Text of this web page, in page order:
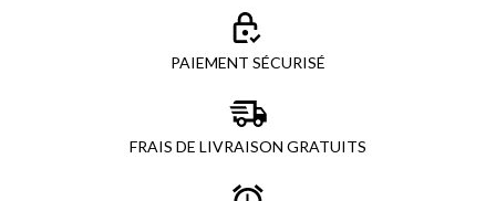
PAIEMENT SÉCURISÉ
FRAIS DE LIVRAISON GRATUITS